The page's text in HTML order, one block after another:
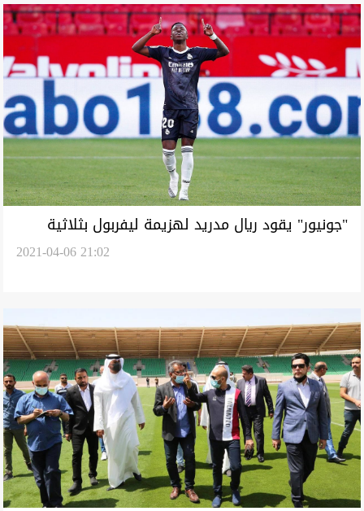
"جونيور" يقود ريال مدريد لهزيمة ليفربول بثلاثية
2021-04-06 21:02